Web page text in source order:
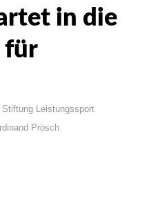
in die
für
Stiftung Leistungssport
Prösch